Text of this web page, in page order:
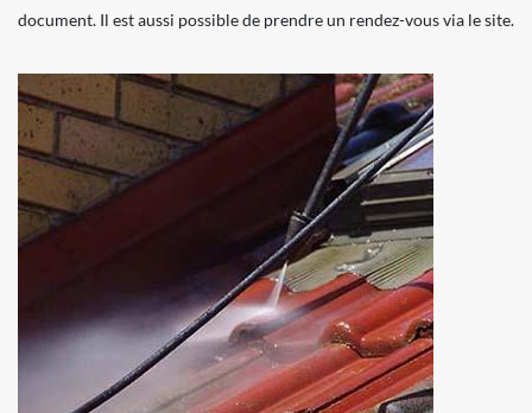
document. Il est aussi possible de prendre un rendez-vous via le site.